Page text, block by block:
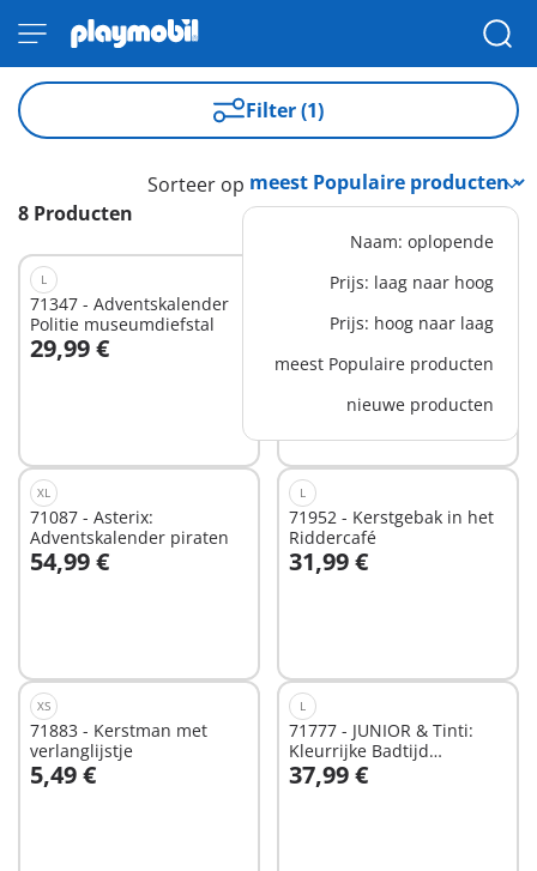
Filter (1)
8 Producten
Sorteer op
Naam: oplopende
Prijs: laag naar hoog
Prijs: hoog naar laag
meest Populaire producten
nieuwe producten
L
71347 - Adventskalender
Politie museumdiefstal
29,99 €
In winkelwagen
Kerstmis onder de
XL
71087 - Asterix:
Adventskalender piraten
54,99 €
L
71952 - Kerstgebak in het
Riddercafé
31,99 €
In winkelwagen
XS
71883 - Kerstman met
verlanglijstje
5,49 €
In winkelwagen
L
71777 - JUNIOR & Tinti:
Kleurrijke Badtijd
adventskalender
37,99 €
In winkelwagen